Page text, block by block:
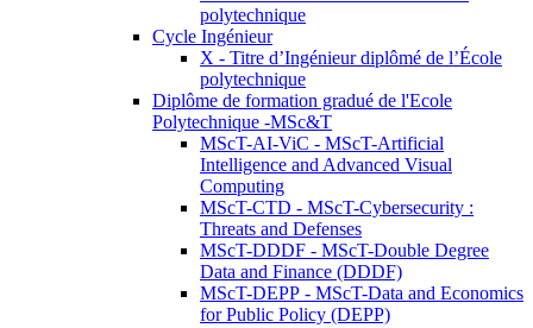
polytechnique
Cycle Ingénieur
X - Titre d’Ingénieur diplômé de l’École
polytechnique
Diplôme de formation gradué de l'Ecole
Polytechnique -MSc&T
MScT-AI-ViC - MScT-Artificial
Intelligence and Advanced Visual
Computing
MScT-CTD - MScT-Cybersecurity :
Threats and Defenses
MScT-DDDF - MScT-Double Degree
Data and Finance (DDDF)
MScT-DEPP - MScT-Data and Economics
for Public Policy (DEPP)